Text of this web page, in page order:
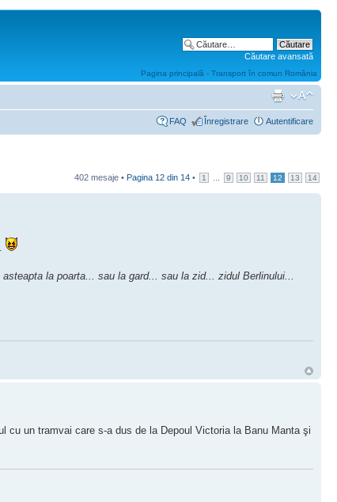
Căutare avansată
Pagina principală - Transport în comun România
FAQ Înregistrare Autentificare
402 mesaje • Pagina 12 din 14 • 1 9 10 11 12 13 14
la poarta... sau la gard... sau la zid... zidul Berlinului...
un tramvai care s-a dus de la Depoul Victoria la Banu Manta şi